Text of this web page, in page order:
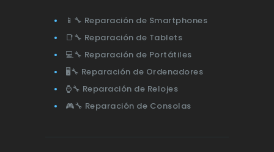
📱🔧 Reparación de Smartphones
📑🔧 Reparación de Tablets
💻🔧 Reparación de Portátiles
🖥️🔧 Reparación de Ordenadores
⌚🔧 Reparación de Relojes
🎮🔧 Reparación de Consolas